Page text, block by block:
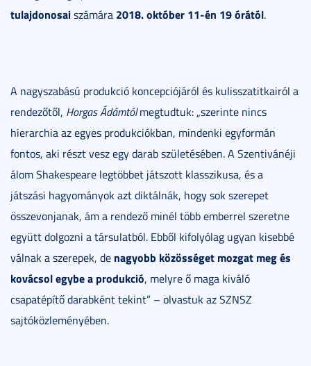
tulajdonosaiszámára 2018. október 11-én 19 órától.
A nagyszabású produkció koncepciójáról és kulisszatitkairól a
rendezőtől, Horgas Ádámtólmegtudtuk: „szerinte nincs
hierarchia az egyes produkciókban, mindenki egyformán
fontos, aki részt vesz egy darab születésében. A Szentivánéji
álom Shakespeare legtöbbet játszott klasszikusa, és a
játszási hagyományok azt diktálnák, hogy sok szerepet
összevonjanak, ám a rendező minél több emberrel szeretne
együtt dolgozni a társulatból. Ebből kifolyólag ugyan kisebbé
válnak a szerepek, de nagyobb közösséget mozgat meg és
kovácsol egybe a produkció, melyre ő maga kiváló
csapatépítő darabként tekint” – olvastuk az SZNSZ
sajtóközleményében.